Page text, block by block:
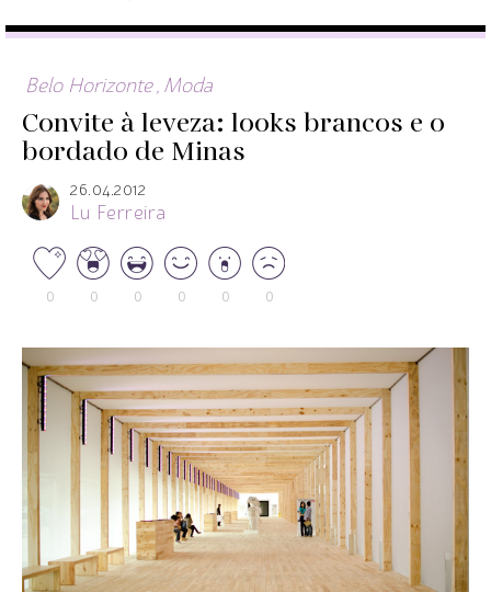
Belo Horizonte Moda
Convite à leveza: looks brancos e o
bordado de Minas
26.04.2012
Lu Ferreira
0 0 0 0 0 0